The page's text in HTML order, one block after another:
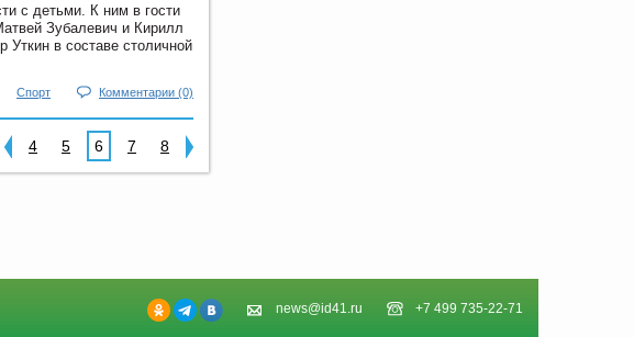
с детьми. К ним в гости
Зубалевич и Кирилл
в составе столичной
Спорт Комментарии (0)
4 5 6 7 8
news@id41.ru +7 499 735-22-71